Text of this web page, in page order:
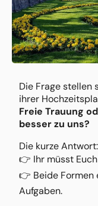
Die Frage stellen
ihrer
Freie Trauung
besser zu uns?
Die kurze Antwort:
👉 Ihr müsst
👉 Beide Formen
Aufgaben.